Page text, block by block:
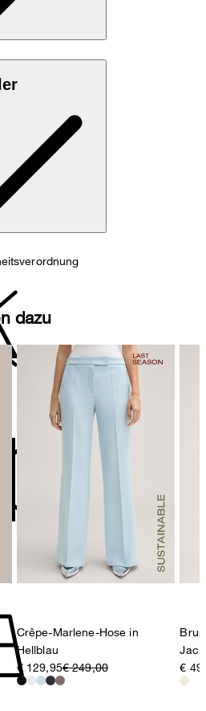
dazu
Crêpe-Marlene-Hose in
Hellblau
€ 129,95€ 249,00
€